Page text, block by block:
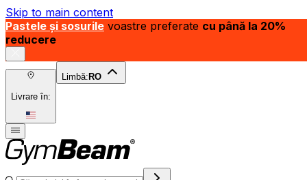
Skip to main content
Pastele și sosurile voastre preferate cu până la 20%
reducere
Livrare în:
Limbă: RO